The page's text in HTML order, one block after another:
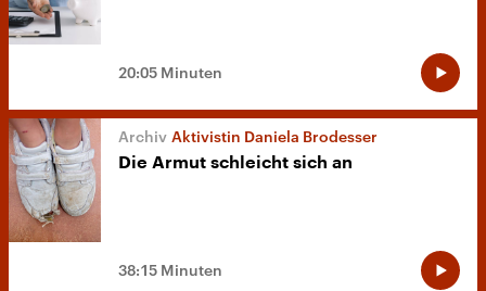
20:05 Minuten
Aktivistin Daniela Brodesser
Die Armut schleicht sich an
38:15 Minuten